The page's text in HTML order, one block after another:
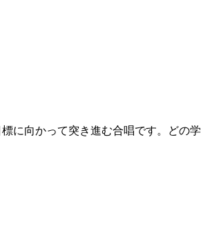
に向かって突き進む合唱です。どの学